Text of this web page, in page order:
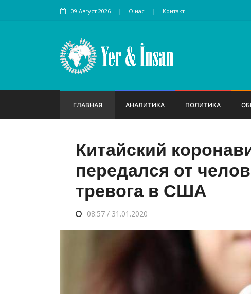
09 Август 2026 О нас Контакт
ГЛАВНАЯ АНАЛИТИКА ПОЛИТИКА
Китайский
передался от
тревога в США
08:57 / 31.01.2020